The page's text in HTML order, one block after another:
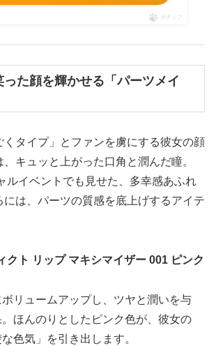
ポチップ
た顔を輝かせる「パーツメイ
くタイプ」とファンを虜にする彼女の顔
キュッと上がった口角と潤んだ瞳。
ルイベントでも見せた、多幸感あふれ
には、パーツの質感を底上げするアイテ
クト リップ マキシマイザー 001 ピンク
リュームアップし、ツヤと潤いを与
。ほんのりとしたピンク色が、彼女の
色気」を引き出します。